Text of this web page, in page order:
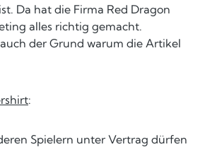
Da hat die Firma Red Dragon
alles richtig gemacht.
der Grund warum die Artikel
:
Spielern unter Vertrag dürfen